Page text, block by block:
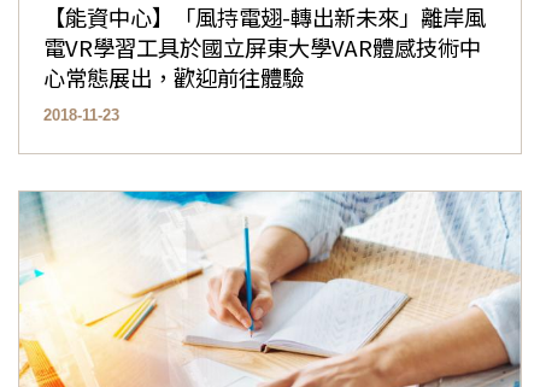
【能資中心】「風持電翅-轉出新未來」離岸風
電VR學習工具於國立屏東大學VAR體感技術中
心常態展出，歡迎前往體驗
2018-11-23